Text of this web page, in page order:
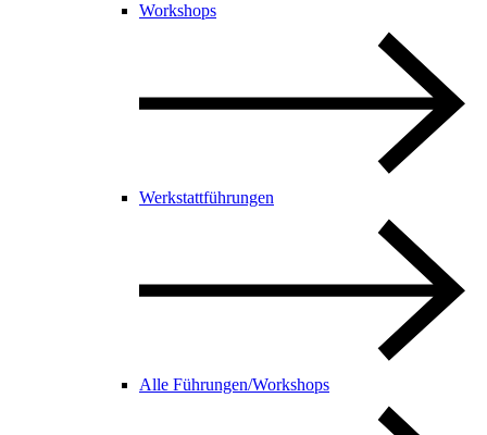
Workshops
Werkstattführungen
Alle Führungen/Workshops